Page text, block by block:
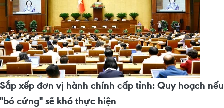
Sắp xếp đơn vị hành chính cấp tỉnh: Quy hoạch nếu
"bó cứng" sẽ khó thực hiện